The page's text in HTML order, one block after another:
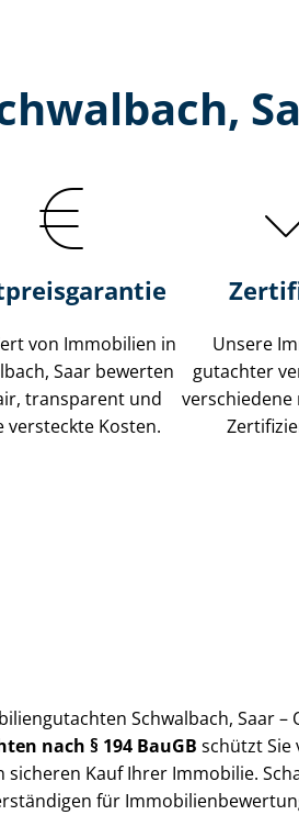
von Immobilien in
Saar bewerten
transparent und
versteckte Kosten.
Unsere
gutachter
Schwalbach, Saar –
nach § 194 BauGB schützt Sie
Kauf Ihrer Immobilie.
für